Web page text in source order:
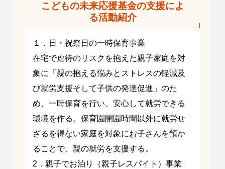
こどもの未来応援基金の支援によ
る活動紹介
１．日・祝祭日の一時保育事業
在宅で虐待のリスクを抱えた親子家庭を対
象に「親の抱える悩みとストレスの軽減及
び就労支援そして子供の発達促進」のた
め、一時保育を行い、安心して就労できる
環境を作る。保育園開園時間以外に就労せ
ざるを得ない家庭を対象にお子さんを預か
ることで、親の就労を支援する。
2．親子でお泊り（親子レスパイト）事業